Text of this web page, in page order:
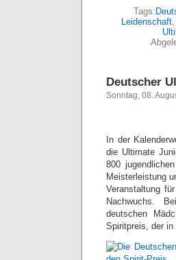
Tags:
Leidenschaft,
Deutscher
Sonntag, 08.
In der
die Ultimate
800
Meisterleistung
Veranstaltung
Nachwuchs.
deutschen
Spiritpreis, der